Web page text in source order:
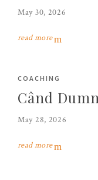
May 30, 2026
read more
COACHING
Când
May 28, 2026
read more